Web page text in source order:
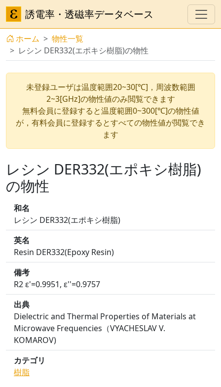
誘電率・透磁率データベース
ホーム
物性一覧
レシン DER332(エポキシ樹脂)の物性
未登録ユーザは温度範囲20~30[℃]，周波数範囲
2~3[GHz]の物性値のみ閲覧できます
無料会員に登録すると温度範囲0~300[℃]の物性値
が，有料会員に登録するとすべての物性値が閲覧でき
ます
レシン DER332(エポキシ樹脂)
の物性
和名
レシン DER332(エポキシ樹脂)
英名
Resin DER332(Epoxy Resin)
備考
R2 ε'=0.9951, ε''=0.9757
出典
Dielectric and Thermal Properties of Materials at
Microwave Frequencies（VYACHESLAV V.
KOMAROV)
カテゴリ
樹脂